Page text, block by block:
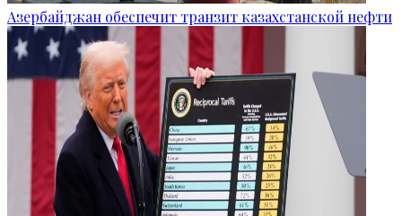
Азербайджан обеспечит транзит казахстанской нефти